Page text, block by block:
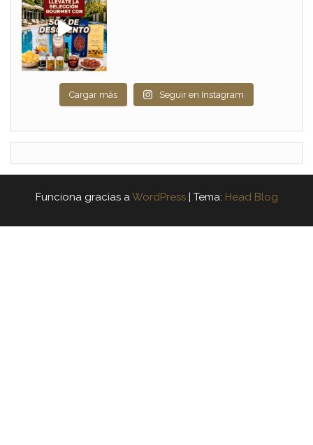
Cargar más Seguir en Instagram
Funciona gracias aWordPress | Tema: Head Blog